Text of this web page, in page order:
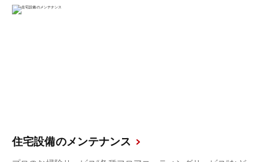
住宅設備のメンテナンス